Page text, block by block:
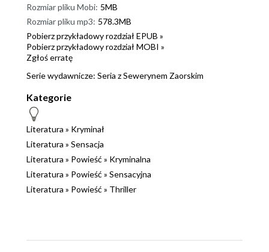
Rozmiar pliku Mobi: 5MB
Rozmiar pliku mp3: 578.3MB
Pobierz przykładowy rozdział EPUB »
Pobierz przykładowy rozdział MOBI »
Zgłoś erratę
Serie wydawnicze: Seria z Sewerynem Zaorskim
Kategorie
Literatura » Kryminał
Literatura » Sensacja
Literatura » Powieść » Kryminalna
Literatura » Powieść » Sensacyjna
Literatura » Powieść » Thriller